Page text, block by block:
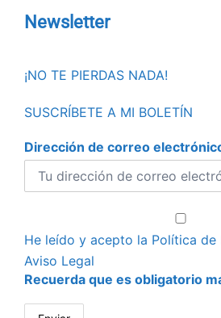
Newsletter
¡NO TE PIERDAS NADA!
SUSCRÍBETE A MI BOLETÍN
Dirección de correo
He leído y acepto la Política de
Aviso Legal
Recuerda que es obligatorio